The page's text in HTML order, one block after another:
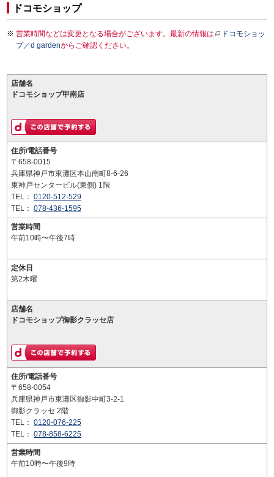
ドコモショップ
営業時間などは変更となる場合がございます。最新の情報は
ドコモショッ
プ／d gardenからご確認ください。
店舗名
ドコモショップ甲南店
住所/電話番号
〒658-0015
兵庫県神戸市東灘区本山南町8-6-26
東神戸センタービル(東側) 1階
TEL： 0120-512-529
TEL： 078-436-1595
営業時間
午前10時〜午後7時
定休日
第2木曜
店舗名
ドコモショップ御影クラッセ店
住所/電話番号
〒658-0054
兵庫県神戸市東灘区御影中町3-2-1
御影クラッセ 2階
TEL： 0120-076-225
TEL： 078-858-6225
営業時間
午前10時〜午後9時